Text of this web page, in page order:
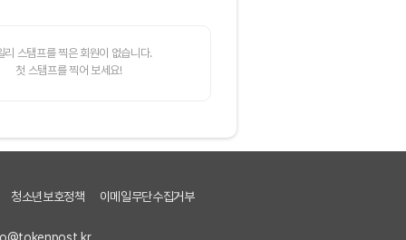
리 스탬프를 찍은 회원이 없습니다.
첫 스탬프를 찍어 보세요!
청소년보호정책 이메일무단수집거부